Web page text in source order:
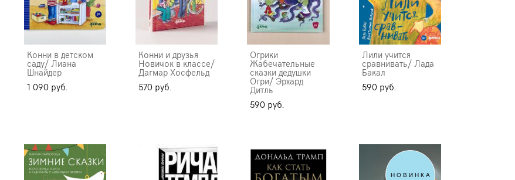
Конни в детском
саду/ Лиана
Шнайдер
1 090 pуб.
Конни и друзья
Новичок в классе/
Дагмар Хосфельд
570 pуб.
Огрики
Жабечательные
сказки дедушки
Огри/ Эрхард
Дитль
590 pуб.
Лили учится
сравнивать/ Лада
Бакал
590 pуб.
НОВИНКА